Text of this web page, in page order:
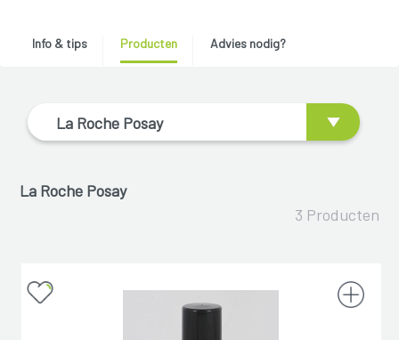
Info & tips Producten Advies nodig?
La Roche Posay
La Roche Posay
3 Producten